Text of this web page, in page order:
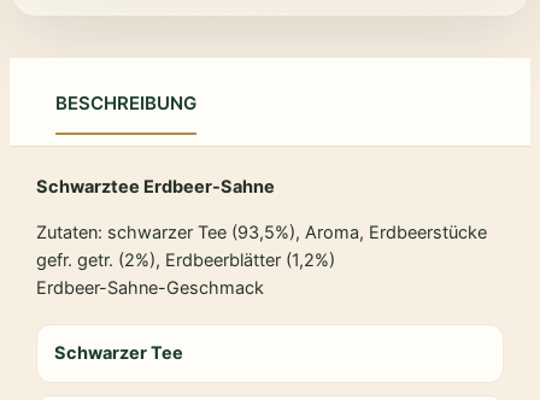
BESCHREIBUNG
Schwarztee Erdbeer-Sahne
Zutaten: schwarzer Tee (93,5%), Aroma, Erdbeerstücke
gefr. getr. (2%), Erdbeerblätter (1,2%)
Erdbeer-Sahne-Geschmack
Schwarzer Tee